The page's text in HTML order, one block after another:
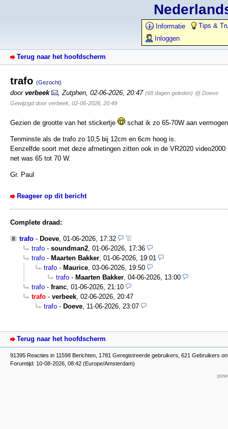
Informatie
Tips &
Inloggen
Terug naar het hoofdscherm
trafo (Gezocht)
door verbeek Zutphen 02-06-2026, 20:47 (68 dagen geleden) @ Doeve
Gewijzigd door verbeek, 02-06-2026, 20:49
Gezien de grootte van het stickertje schat ik zo 65-70W aan
Tenminste als de trafo zo 10,5 bij 12cm en 6cm hoog is.
Eenzelfde soort met deze afmetingen zitten ook in de VR2020
net was 65 tot 70 W.
Gr. Paul
Reageer op dit bericht
Complete draad:
trafo - Doeve, 01-06-2026, 17:32
trafo - soundman2, 01-06-2026, 17:36
trafo - Maarten Bakker, 01-06-2026, 19:01
trafo - Maurice, 03-06-2026, 19:50
trafo - Maarten Bakker, 04-06-2026, 13:00
trafo - franc, 01-06-2026, 21:10
trafo - verbeek, 02-06-2026, 20:47
trafo - Doeve, 11-06-2026, 23:07
Terug naar het hoofdscherm
91395 Reacties in 11598 Berichten, 1781 Geregistreerde gebruikers, 621 Gebruikers
Forumtijd: 10-08-2026, 08:42 (Europe/Amsterdam)